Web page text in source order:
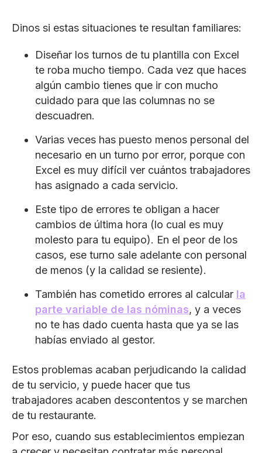
Dinos si estas situaciones te resultan familiares:
Diseñar los turnos de tu plantilla con Excel
te roba mucho tiempo. Cada vez que haces
algún cambio tienes que ir con mucho
cuidado para que las columnas no se
descuadren.
Varias veces has puesto menos personal del
necesario en un turno por error, porque con
Excel es muy difícil ver cuántos trabajadores
has asignado a cada servicio.
Este tipo de errores te obligan a hacer
cambios de última hora (lo cual es muy
molesto para tu equipo). En el peor de los
casos, ese turno sale adelante con personal
de menos (y la calidad se resiente).
También has cometido errores al calcular la
parte variable de las nóminas, y a veces
no te has dado cuenta hasta que ya se las
habías enviado al gestor.
Estos problemas acaban perjudicando la calidad
de tu servicio, y puede hacer que tus
trabajadores acaben descontentos y se marchen
de tu restaurante.
Por eso, cuando sus establecimientos empiezan